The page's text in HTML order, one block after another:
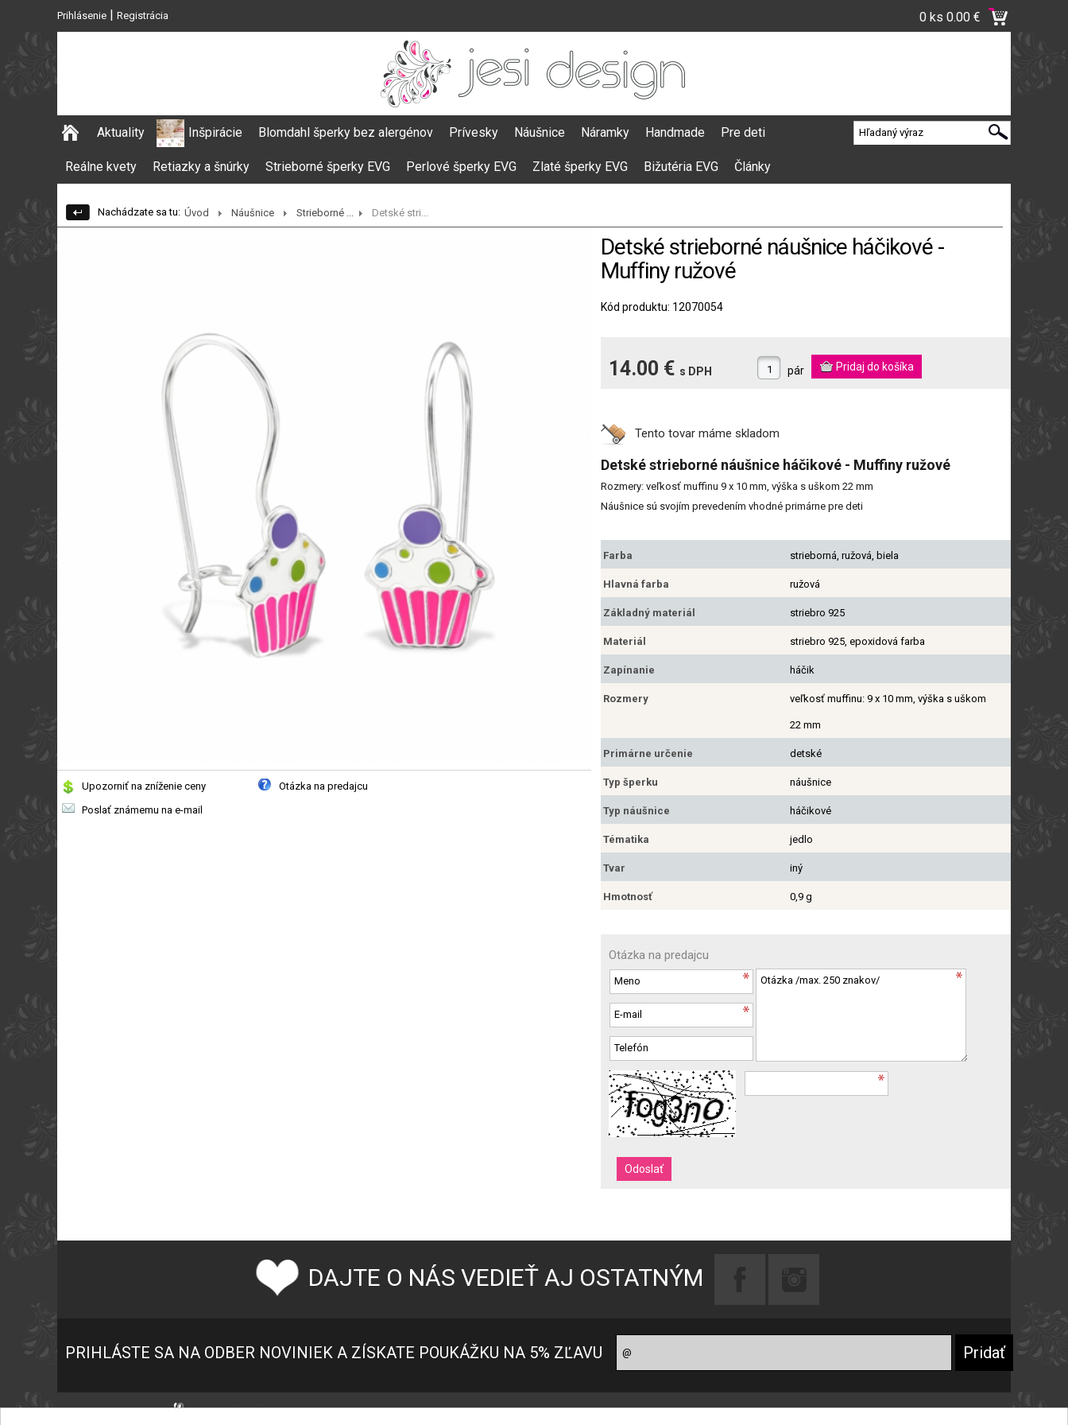
Prihlásenie | Registrácia 0 ks 0.00 €
Aktuality Inšpirácie Blomdahl šperky bez alergénov Prívesky Náušnice Náramky Handmade Pre deti
Reálne kvety Retiazky a šnúrky Strieborné šperky EVG Perlové šperky EVG Zlaté šperky EVG Bižutéria EVG Články
Nachádzate sa tu: Úvod Náušnice Strieborné ... Detské stri...
Upozorniť na zníženie ceny
Otázka na predajcu
Poslať známemu na e-mail
Detské strieborné náušnice háčikové -
Muffiny ružové
Kód produktu: 12070054
14.00 € s DPH pár
Tento tovar máme skladom
Detské strieborné náušnice háčikové - Muffiny ružové
Rozmery: veľkosť muffinu 9 x 10 mm, výška s uškom 22 mm
Náušnice sú svojím prevedením vhodné primárne pre deti
Farba strieborná, ružová, biela
Hlavná farba ružová
Základný materiál striebro 925
Materiál striebro 925, epoxidová farba
Zapínanie háčik
Rozmery veľkosť muffinu: 9 x 10 mm, výška s uškom
22 mm
Primárne určenie detské
Typ šperku náušnice
Typ náušnice háčikové
Tématika jedlo
Tvar iný
Hmotnosť 0,9 g
Otázka na predajcu
DAJTE O NÁS VEDIEŤ AJ OSTATNÝM
PRIHLÁSTE SA NA ODBER NOVINIEK A ZÍSKATE POUKÁŽKU NA 5% ZĽAVU